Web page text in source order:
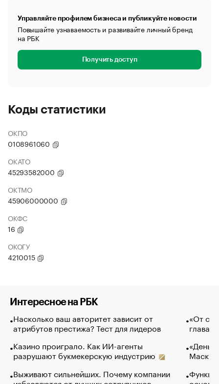
Управляйте профилем бизнеса и публикуйте новости
Повышайте узнаваемость и развивайте личный бренд
на РБК
Получить доступ
Коды статистики
ОКПО
0108961060
ОКАТО
45293582000
ОКТМО
45906000000
ОКФС
16
ОКОГУ
4210015
Интересное на РБК
Насколько ваш авторитет зависит от
атрибутов престижа? Тест для лидеров
Казино проиграло. Как ИИ-агенты
разрушают букмекерскую индустрию
Выживают сильнейших. Почему компании
«От
глава
Маск в